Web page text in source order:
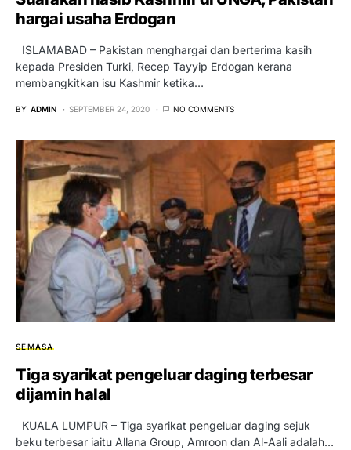
hargai usaha Erdogan
ISLAMABAD – Pakistan menghargai dan berterima kasih
kepada Presiden Turki, Recep Tayyip Erdogan kerana
membangkitkan isu Kashmir ketika…
BY ADMIN SEPTEMBER 24, 2020 NO COMMENTS
SEMASA
Tiga syarikat pengeluar daging terbesar
dijamin halal
KUALA LUMPUR – Tiga syarikat pengeluar daging sejuk
beku terbesar iaitu Allana Group, Amroon dan Al-Aali adalah…